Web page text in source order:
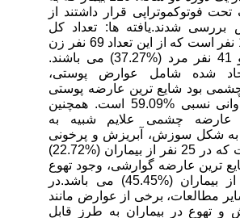
فوتوکموتراپی قرار داشتند از
شدند.یافته ها: تعداد کل
بیماران 110 نفر است که از این تعداد 69 نفر زن
(%62.72) و 41 نفر مرد (%37.27) می باشند.
شده شامل عوارض پوستی،
بود شایع ترین عارضه پوستی
اریتم با فرآوانی نسبی %59.09 است. همچنین
عارضه چشمی علایم شبیه به
به شکل سوزش، آبریزش و پرخونی
ملتحمه است که در 25 نفر از بیماران (%22.72)
ترین عارضه گوارشی، وجود تهوع
در 50 نفر از بیماران (%45.45) می باشد.در
مطالعات، برخی از عوارض مانند
و تهوع در بیماران به طرز قابل